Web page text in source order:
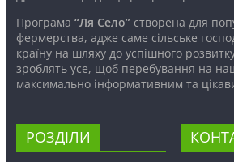
Програма “Ля Село”створена для
фермерства, адже саме сільське
країну на шляху до успішного
зроблять усе, щоб перебування на
максимально інформативним та
РОЗДІЛИ